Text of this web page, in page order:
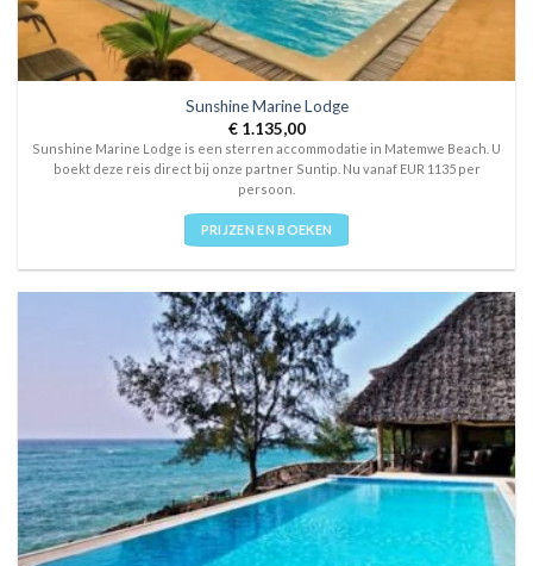
Sunshine Marine Lodge
€1.135,00
Sunshine Marine Lodge is een sterren accommodatie in Matemwe Beach. U
boekt deze reis direct bij onze partner Suntip. Nu vanaf EUR 1135 per
persoon.
PRIJZEN EN BOEKEN